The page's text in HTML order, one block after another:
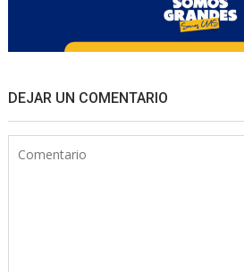
DEJAR UN COMENTARIO